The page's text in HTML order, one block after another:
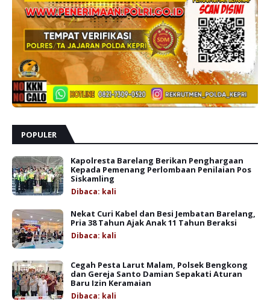
POPULER
Kapolresta Barelang Berikan Penghargaan
Kepada Pemenang Perlombaan Penilaian Pos
Siskamling
Dibaca: kali
Nekat Curi Kabel dan Besi Jembatan Barelang,
Pria 38 Tahun Ajak Anak 11 Tahun Beraksi
Dibaca: kali
Cegah Pesta Larut Malam, Polsek Bengkong
dan Gereja Santo Damian Sepakati Aturan
Baru Izin Keramaian
Dibaca: kali